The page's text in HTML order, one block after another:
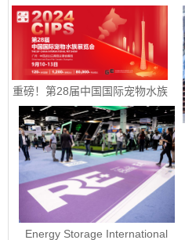
重磅！第28届中国国际宠物水族
展览会定档9月10-13日
Energy Storage International